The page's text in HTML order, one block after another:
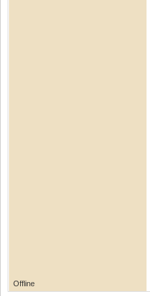
Offline